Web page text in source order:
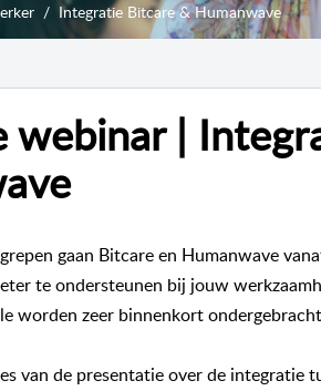
Integratie Bitcare & Humanwave
webinar |
gaan Bitcare en Humanwave
te ondersteunen bij jouw
worden zeer binnenkort
van de presentatie over de integratie